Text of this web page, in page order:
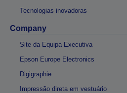
Tecnologias inovadoras
Company
Site da Equipa Executiva
Epson Europe Electronics
Digigraphie
Impressão direta em vestuário